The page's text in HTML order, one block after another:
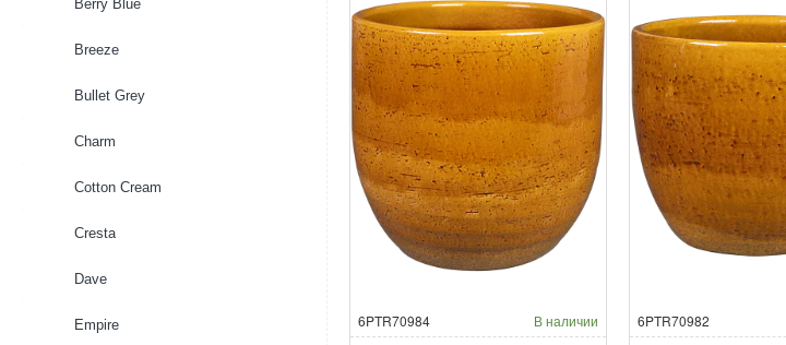
Berry Blue
Breeze
Bullet Grey
Charm
Cotton Cream
Cresta
Dave
Empire 6PTR70984 В наличии 6PTR70982